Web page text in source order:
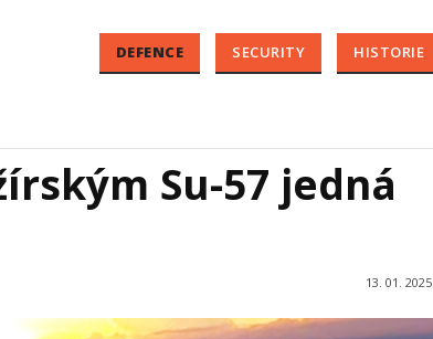
DEFENCE SECURITY HISTORIE
Su-57 jedná
13. 01. 2025